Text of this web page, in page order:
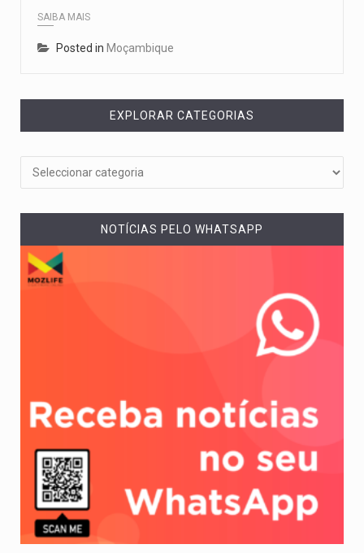
SAIBA MAIS
Posted in Moçambique
EXPLORAR CATEGORIAS
NOTÍCIAS PELO WHATSAPP